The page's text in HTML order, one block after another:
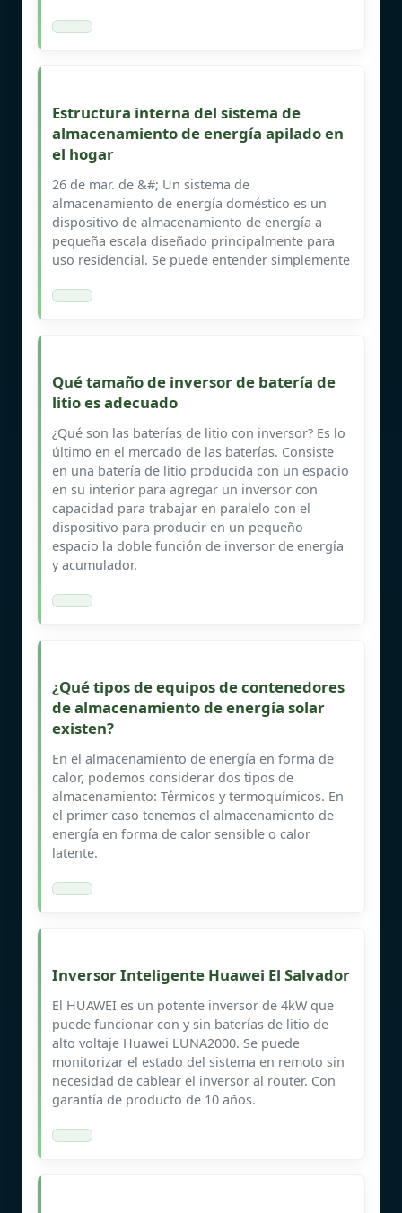
Estructura interna del sistema de
almacenamiento de energía apilado en
el hogar
26 de mar. de &#; Un sistema de
almacenamiento de energía doméstico es un
dispositivo de almacenamiento de energía a
pequeña escala diseñado principalmente para
uso residencial. Se puede entender simplemente
Qué tamaño de inversor de batería de
litio es adecuado
¿Qué son las baterías de litio con inversor? Es lo
último en el mercado de las baterías. Consiste
en una batería de litio producida con un espacio
en su interior para agregar un inversor con
capacidad para trabajar en paralelo con el
dispositivo para producir en un pequeño
espacio la doble función de inversor de energía
y acumulador.
¿Qué tipos de equipos de contenedores
de almacenamiento de energía solar
existen?
En el almacenamiento de energía en forma de
calor, podemos considerar dos tipos de
almacenamiento: Térmicos y termoquímicos. En
el primer caso tenemos el almacenamiento de
energía en forma de calor sensible o calor
latente.
Inversor Inteligente Huawei El Salvador
El HUAWEI es un potente inversor de 4kW que
puede funcionar con y sin baterías de litio de
alto voltaje Huawei LUNA2000. Se puede
monitorizar el estado del sistema en remoto sin
necesidad de cablear el inversor al router. Con
garantía de producto de 10 años.